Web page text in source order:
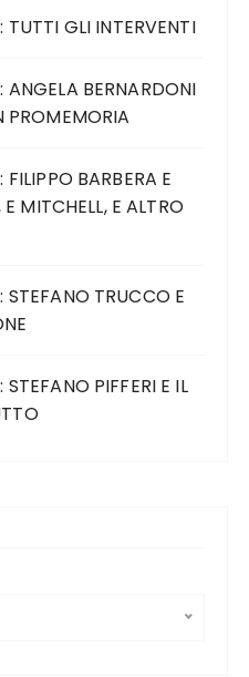
GLI INTERVENTI
BERNARDONI
PROMEMORIA
BARBERA E
E MITCHELL, E ALTRO
TRUCCO E
PIFFERI E IL